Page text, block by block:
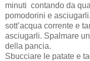
minuti contando da
pomodorini e
sott’acqua corrente e
asciugarli. Spalmare
della pancia.
Sbucciare le patate e